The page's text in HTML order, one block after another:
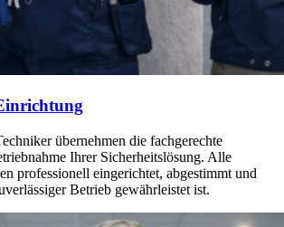
übernehmen die fachgerechte
Ihrer Sicherheitslösung. Alle
professionell eingerichtet, abgestimmt und
Betrieb gewährleistet ist.